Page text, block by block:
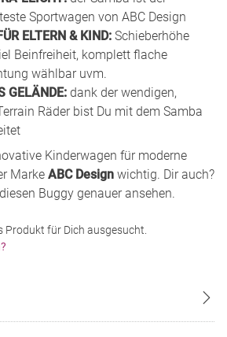
Sportwagen von ABC Design
ELTERN & KIND: Schieberhöhe
Beinfreiheit, komplett flache
wählbar uvm.
GELÄNDE: dank der wendigen,
Räder bist Du mit dem Samba
Kinderwagen für moderne
Marke ABC Design wichtig. Dir auch?
Buggy genauer ansehen.
Produkt für Dich ausgesucht.